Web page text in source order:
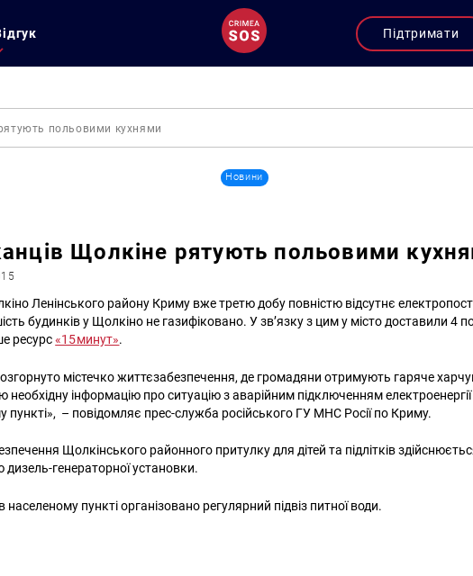
Підтримати
польовими кухнями
Новини
Щолкіне рятують польовими
Ленінського району Криму вже третю добу повністю відсутнє
будинків у Щолкіно не газифіковано. У зв’язку з цим у місто доставили 4
ресурс«15минут».
містечко життєзабезпечення, де громадяни отримують гаряче
необхідну інформацію про ситуацію з аварійним підключенням
пункті», – повідомляє прес-служба російського ГУ МНС Росії по Криму.
Щолкінського районного притулку для дітей та підлітків
генераторної установки.
населеному пункті організовано регулярний підвіз питної води.